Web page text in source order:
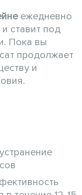
ежедневно
ставит под
Пока вы
продолжает
и
устранение